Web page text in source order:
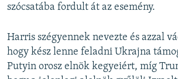
szócsatába fordult át az esemény.
Harris szégyennek nevezte és azzal
hogy kész lenne feladni Ukrajna
Putyin orosz elnök kegyeiért, míg